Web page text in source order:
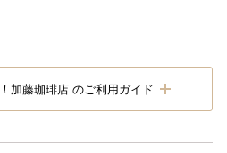
加藤珈琲店 のご利用ガイド